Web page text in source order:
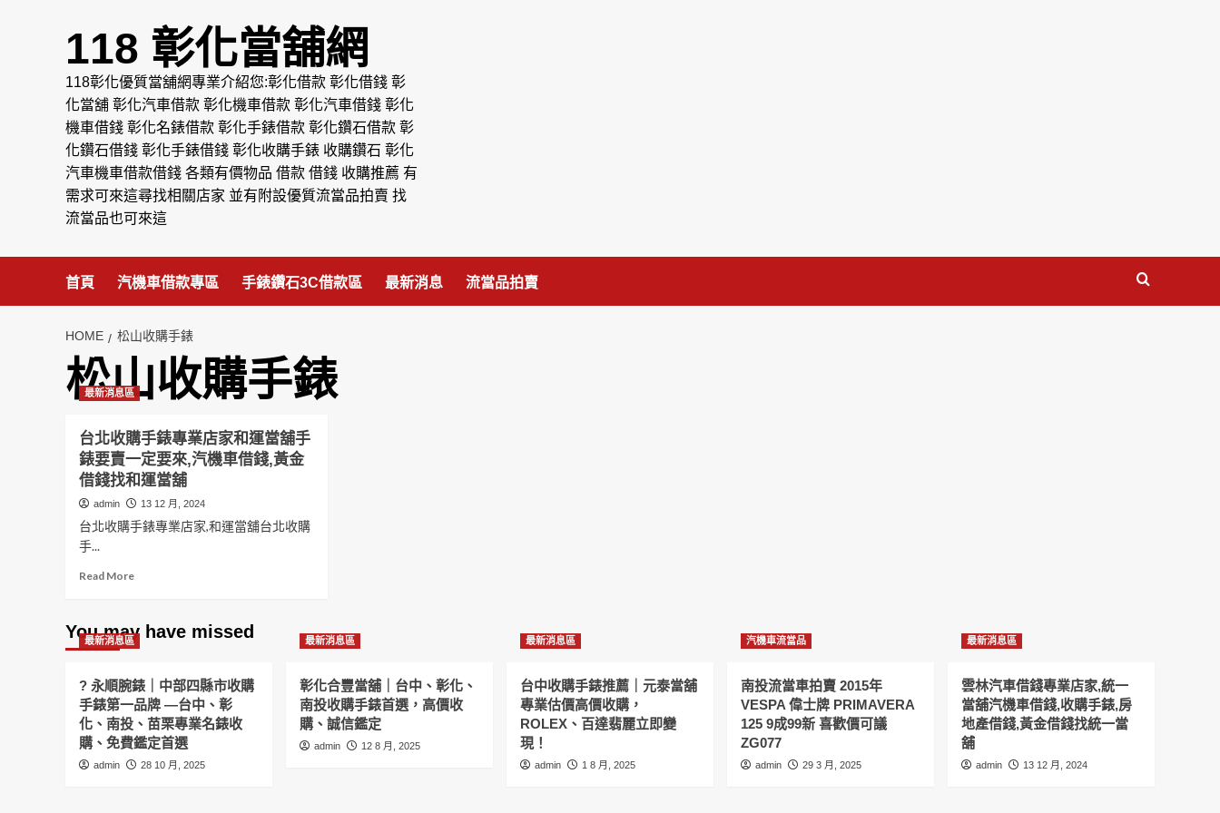
118 彰化當舖網
118彰化優質當舖網專業介紹您:彰化借款 彰化借錢 彰
化當舖 彰化汽車借款 彰化機車借款 彰化汽車借錢 彰化
機車借錢 彰化名錶借款 彰化手錶借款 彰化鑽石借款 彰
化鑽石借錢 彰化手錶借錢 彰化收購手錶 收購鑽石 彰化
汽車機車借款借錢 各類有價物品 借款 借錢 收購推薦 有
需求可來這尋找相關店家 並有附設優質流當品拍賣 找
流當品也可來這
首頁 汽機車借款專區 手錶鑽石3C借款區 最新消息 流當品拍賣
HOME 松山收購手錶
松山收購手錶
最新消息區
台北收購手錶專業店家和運當舖手
錶要賣一定要來,汽機車借錢,黃金
借錢找和運當舖
admin 13 12 月, 2024
台北收購手錶專業店家,和運當舖台北收購
手...
Read MoreRead
台
北
購
手
錶
專
業
店
You may have missed
最新消息區
? 永順腕錶｜中部四縣市收購
手錶第一品牌 —台中、彰
化、南投、苗栗專業名錶收
購、免費鑑定首選
admin 28 10 月, 2025
最新消息區
彰化合豐當舖｜台中、彰化、
南投收購手錶首選，高價收
購、誠信鑑定
admin 12 8 月, 2025
最新消息區
台中收購手錶推薦｜元泰當舖
專業估價高價收購，
ROLEX、百達翡麗立即變
現！
admin 1 8 月, 2025
汽機車流當品
南投流當車拍賣 2015年
VESPA 偉士牌 PRIMAVERA
125 9成99新 喜歡價可議
ZG077
admin 29 3 月, 2025
最新消息區
雲林汽車借錢專業店家,統一
當舖汽機車借錢,收購手錶,房
地產借錢,黃金借錢找統一當
舖
admin 13 12 月, 2024